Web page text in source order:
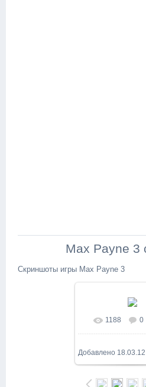
Max Payne 3
Скриншоты игры Max Payne 3
В
1000x563/
1188 0
Добавлено 18.03.12